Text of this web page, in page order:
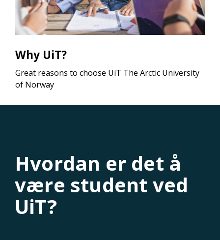
Why UiT?
Great reasons to choose UiT The Arctic University
of Norway
Hvordan er det å
være student ved
UiT?